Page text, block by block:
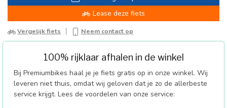
Lease deze fiets
Vergelijk fiets Neem contact op
100% rijklaar afhalen in de winkel
Bij Premiumbikes haal je je fiets gratis op in onze winkel. Wij
leveren niet thuis, omdat wij geloven dat je zo de allerbeste
service krijgt. Lees de voordelen van onze service: